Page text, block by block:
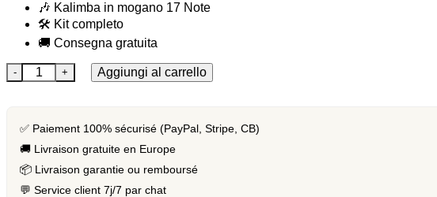
🎶 Kalimba in mogano 17 Note
🛠️ Kit completo
🚚 Consegna gratuita
Quantità [Kit Complet] Kalimba en Acajou 17 notes
Aggiungi al carrello
✅ Paiement 100% sécurisé (PayPal, Stripe, CB)
🚚 Livraison gratuite en Europe
📦 Livraison garantie ou remboursé
💬 Service client 7j/7 par chat